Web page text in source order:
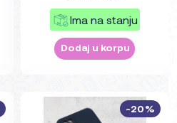
Ima na stanju
Dodaj u korpu
-20%